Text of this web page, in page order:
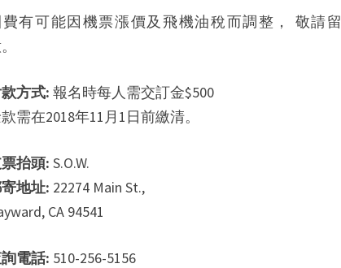
費有可能因機票漲價及飛機油稅而調整， 敬請留
方式: 報名時每人需交訂金$500
需在2018年11月1日前繳清。
抬頭: S.O.W.
地址: 22274 Main St.,
CA 94541
電話: 510-256-5156